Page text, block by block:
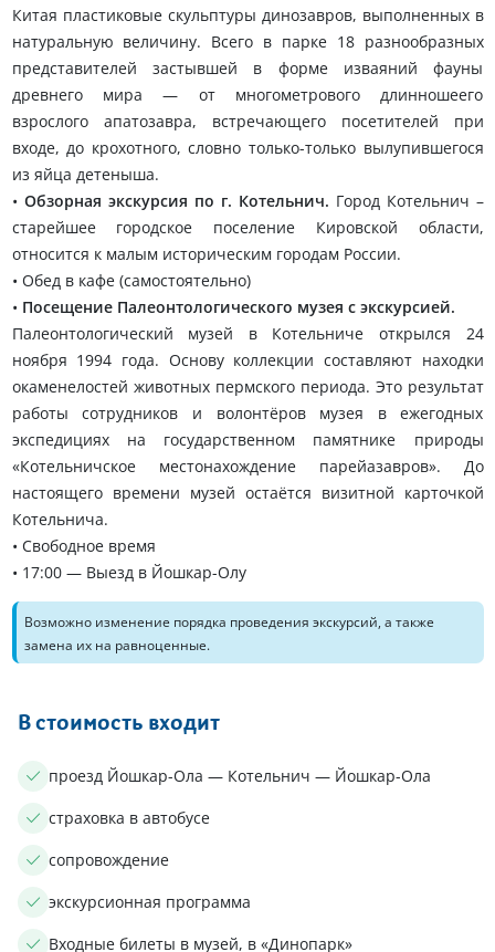
Китая пластиковые скульптуры динозавров, выполненных в
натуральную величину. Всего в парке 18 разнообразных
представителей застывшей в форме изваяний фауны
древнего мира — от многометрового длинношеего
взрослого апатозавра, встречающего посетителей при
входе, до крохотного, словно только-только вылупившегося
из яйца детеныша.
• Обзорная экскурсия по г. Котельнич. Город Котельнич –
старейшее городское поселение Кировской области,
относится к малым историческим городам России.
• Обед в кафе (самостоятельно)
• Посещение Палеонтологического музея с экскурсией.
Палеонтологический музей в Котельниче открылся 24
ноября 1994 года. Основу коллекции составляют находки
окаменелостей животных пермского периода. Это результат
работы сотрудников и волонтёров музея в ежегодных
экспедициях на государственном памятнике природы
«Котельничское местонахождение парейазавров». До
настоящего времени музей остаётся визитной карточкой
Котельнича.
• Свободное время
• 17:00 — Выезд в Йошкар-Олу
Возможно изменение порядка проведения экскурсий, а также
замена их на равноценные.
В стоимость входит
проезд Йошкар-Ола — Котельнич — Йошкар-Ола
страховка в автобусе
сопровождение
экскурсионная программа
Входные билеты в музей, в «Динопарк»